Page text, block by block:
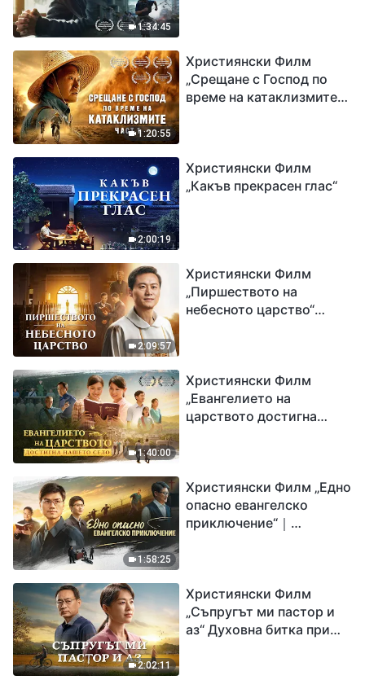
1:34:45
1:20:55
Християнски Филм
„Срещане с Господ по
време на катаклизмите“
2:00:19
Християнски Филм
„Какъв прекрасен глас“
2:09:57
Християнски Филм
„Пиршеството на
небесното царство“
1:40:00
Християнски Филм
„Евангелието на
царството достигна
1:58:25
Християнски Филм „Едно
опасно евангелско
приключение“｜
Исус
2:02:11
Християнски Филм
„Съпругът ми пастор и
аз“ Духовна битка при